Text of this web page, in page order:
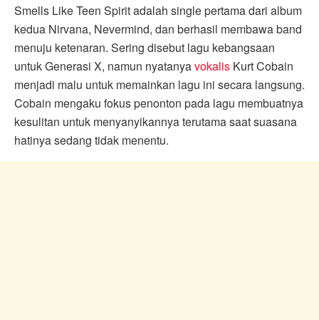
Smells Like Teen Spirit adalah single pertama dari album
kedua Nirvana, Nevermind, dan berhasil membawa band
menuju ketenaran. Sering disebut lagu kebangsaan
untuk Generasi X, namun nyatanyavokalis Kurt Cobain
menjadi malu untuk memainkan lagu ini secara langsung.
Cobain mengaku fokus penonton pada lagu membuatnya
kesulitan untuk menyanyikannya terutama saat suasana
hatinya sedang tidak menentu.